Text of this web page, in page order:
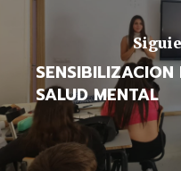
SALUD MENTAL